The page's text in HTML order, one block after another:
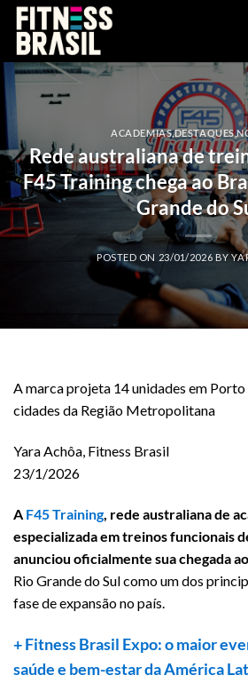
Skip
content
ACADEMIAS,DESTAQUES,
Rede australiana de
F45 Training chega ao
Grande do
POSTED ON 23/01/2026 BY
A marca projeta 14 unidades em
cidades da Região Metropolitana
Yara Achôa, Fitness Brasil
23/1/2026
A F45 Training, rede australiana de
especializada em treinos funcionais
anunciou oficialmente sua chegada
Rio Grande do Sul como um dos
fase de expansão no país.
+ Fitness Brasil Expo: o maior
saúde e bem-estar da América